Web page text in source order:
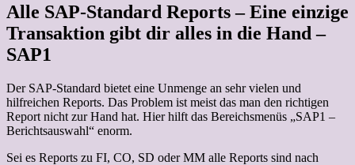
Alle SAP-Standard Reports – Eine einzige
Transaktion gibt dir alles in die Hand –
SAP1
Der SAP-Standard bietet eine Unmenge an sehr vielen und
hilfreichen Reports. Das Problem ist meist das man den richtigen
Report nicht zur Hand hat. Hier hilft das Bereichsmenüs „SAP1 –
Berichtsauswahl“ enorm.
Sei es Reports zu FI, CO, SD oder MM alle Reports sind nach